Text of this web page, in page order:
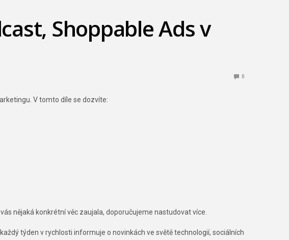
Shoppable Ads v
0
V tomto díle se dozvíte:
nějaká konkrétní věc zaujala, doporučujeme nastudovat více.
týden v rychlosti informuje o novinkách ve světě technologií, sociálních